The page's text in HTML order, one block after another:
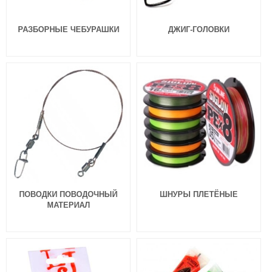
РАЗБОРНЫЕ ЧЕБУРАШКИ ДЖИГ-ГОЛОВКИ
ПОВОДКИ ПОВОДОЧНЫЙ
МАТЕРИАЛ
ШНУРЫ ПЛЕТЁНЫЕ